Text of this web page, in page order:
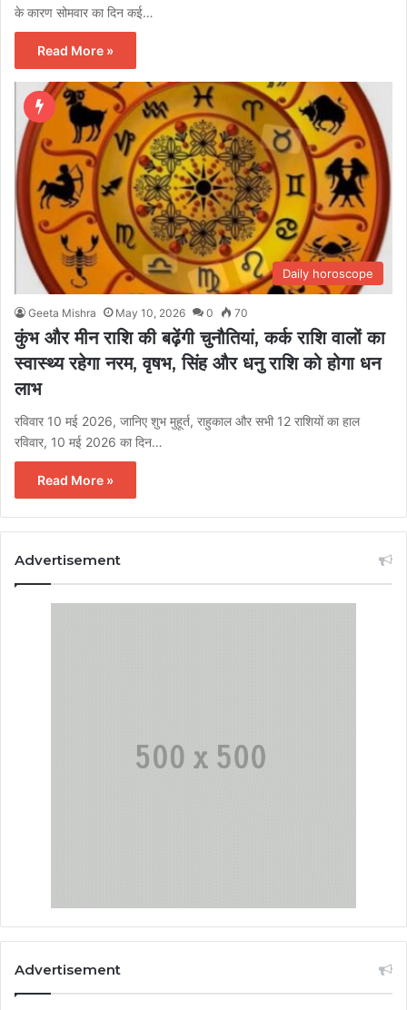
के कारण सोमवार का दिन कई…
Read More »
Daily horoscope
Geeta Mishra May 10, 2026 0 70
कुंभ और मीन राशि की बढ़ेंगी चुनौतियां, कर्क राशि वालों का
स्वास्थ्य रहेगा नरम, वृषभ, सिंह और धनु राशि को होगा धन
लाभ
रविवार 10 मई 2026, जानिए शुभ मुहूर्त, राहुकाल और सभी 12 राशियों का हाल
रविवार, 10 मई 2026 का दिन…
Read More »
Advertisement
Advertisement